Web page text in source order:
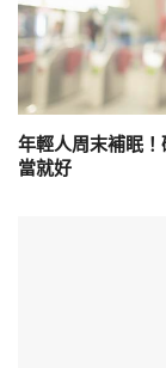
年輕人周末補眠
當就好